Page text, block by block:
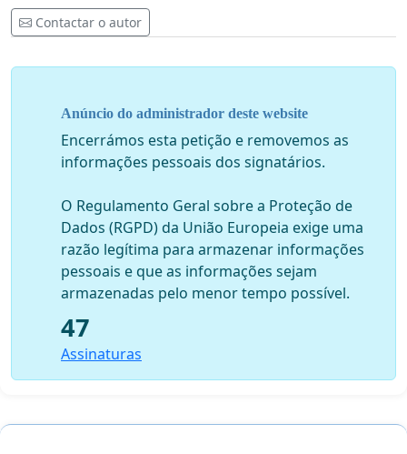
Contactar o autor
Anúncio do administrador deste website
Encerrámos esta petição e removemos as
informações pessoais dos signatários.
O Regulamento Geral sobre a Proteção de
Dados (RGPD) da União Europeia exige uma
razão legítima para armazenar informações
pessoais e que as informações sejam
armazenadas pelo menor tempo possível.
47
Assinaturas